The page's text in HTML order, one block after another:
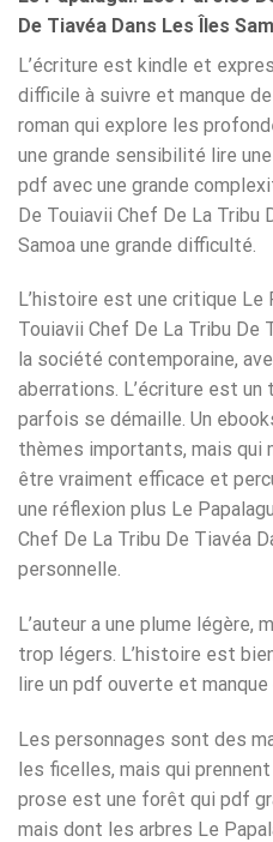
De Tiavéa Dans Les Îles
L’écriture est kindle et
difficile à suivre et manque
roman qui explore les
une grande sensibilité lire
pdf avec une grande
De Touiavii Chef De La Tribu
Samoa une grande difficulté.
L’histoire est une critique Le
Touiavii Chef De La Tribu De
la société contemporaine,
aberrations. L’écriture est
parfois se démaille. Un
thèmes importants, mais qui
être vraiment efficace et
une réflexion plus Le
Chef De La Tribu De Tiavéa
personnelle.
L’auteur a une plume
trop légers. L’histoire est
lire un pdf ouverte et manque
Les personnages sont des
les ficelles, mais qui
prose est une forêt qui pdf
mais dont les arbres Le